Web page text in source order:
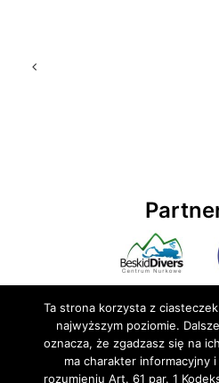
Ta strona korzysta z
najwyższym poziomie.
oznacza, że zgadzasz się na
ma charakter informacyjny
rozumieniu Art. 61 par. 1